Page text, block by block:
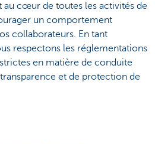
au cœur de toutes les activités de
un comportement
collaborateurs. En tant
respectons les réglementations
en matière de conduite
et de protection de